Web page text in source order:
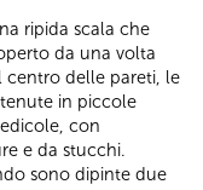
ripida scala che
da una volta
centro delle pareti, le
in piccole
con
e da stucchi.
sono dipinte due